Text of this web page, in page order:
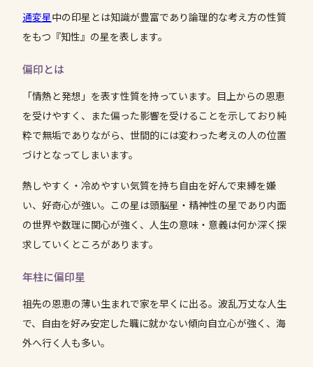
通変星中の印星とは知識が豊富であり論理的な考え方の性質
をもつ『知性』の星を表します。
偏印とは
「情熱と発想」を表す性質を持っています。目上からの恩恵
を受けやすく、また偏った影響を受けることを示しており純
粋で無垢でありながら、世間的には変わった考えの人の位置
づけとなってしまいます。
熱しやすく・冷めやすい気質を持ち自由を好んで束縛を嫌
い、好奇心が強い。この星は頭脳星・精神性の星であり内面
の世界や数理に関心が強く、人生の意味・意義は何か深く探
求していくところがあります。
年柱に偏印星
祖先の恩恵の薄い生まれで家を早くに出る。波乱万丈な人生
で、自由を好み安定した職に就かない傾向自立心が強く、海
外へ行く人も多い。